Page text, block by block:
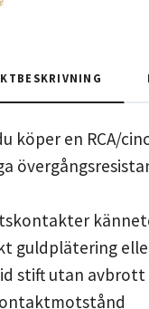
köper en RCA/
guldplätering
stift utan